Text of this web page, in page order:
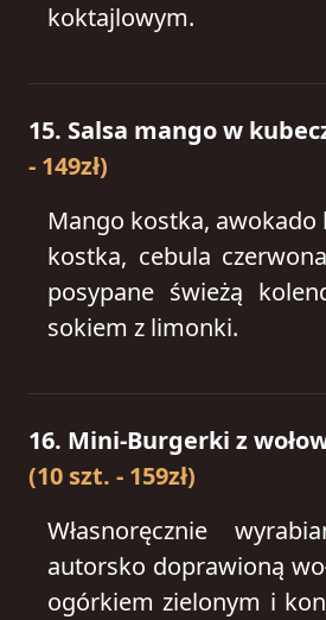
koktajlowym.
15. Salsa mango w
- 149zł)
Mango kostka,
kostka, cebula
posypane świeżą
sokiem z limonki.
16. Mini-Burgerki z
(10 szt. - 159zł)
Własnoręcznie
autorsko doprawioną
ogórkiem zielonym i